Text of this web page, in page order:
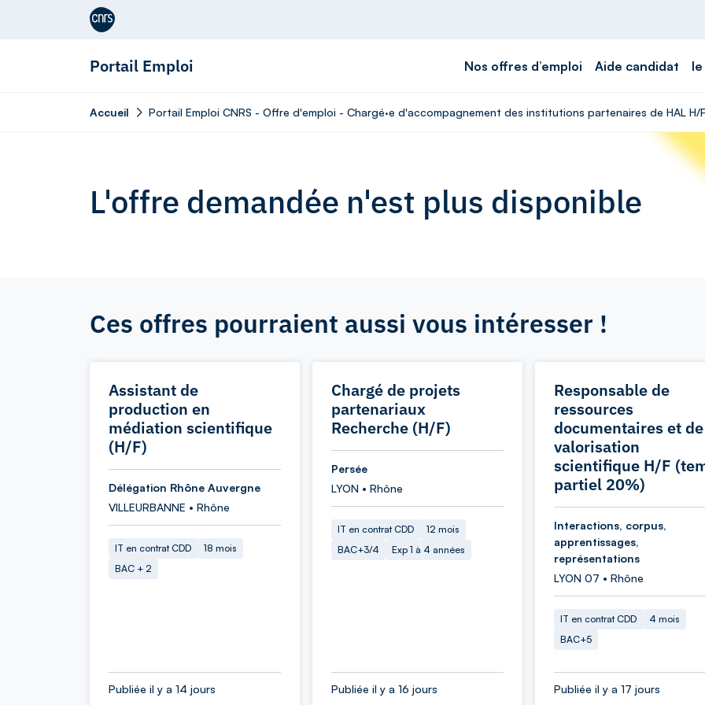
Aller au contenu
Portail Emploi Nos offres d’emploi Aide candidat
Accueil Portail Emploi CNRS - Offre d'emploi - Chargé·e d'accompagnement des institutions partenaires de HAL H/F
L'offre demandée n'est plus disponible
Ces offres pourraient aussi vous intéresser !
Assistant de
production en
médiation scientifique
(H/F)
Délégation Rhône Auvergne
VILLEURBANNE • Rhône
IT en contrat CDD
18 mois
BAC + 2
Publiée il y a 14 jours
Chargé de projets
partenariaux
Recherche (H/F)
Persée
LYON • Rhône
IT en contrat CDD
12 mois
BAC+3/4
Exp 1 à 4 années
Publiée il y a 16 jours
Responsable de
ressources
documentaires et
valorisation
scientifique H/F
partiel 20%)
Interactions, corpus,
apprentissages,
représentations
LYON 07 • Rhône
IT en contrat CDD
4 mois
BAC+5
Publiée il y a 17 jours